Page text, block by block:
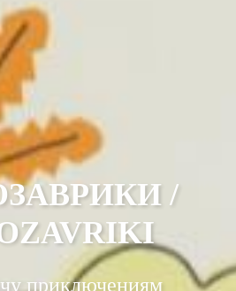
/
приключениям